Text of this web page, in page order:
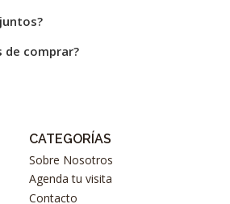
de comprar?
CATEGORÍAS
Sobre Nosotros
Agenda tu visita
Contacto